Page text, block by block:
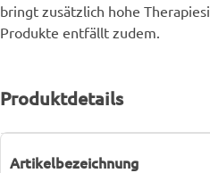
bringt zusätzlich hohe
Produkte entfällt zudem.
Produktdetails
Artikelbezeichnung